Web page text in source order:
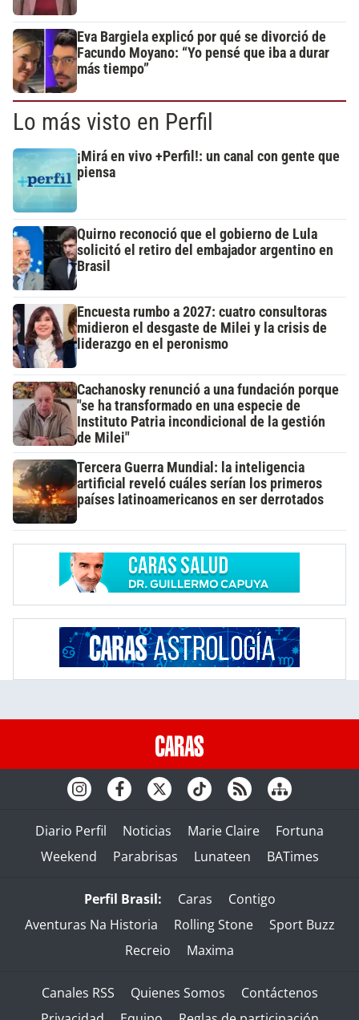
Eva Bargiela explicó por qué se divorció de
Facundo Moyano: “Yo pensé que iba a durar
más tiempo”
Lo más visto en Perfil
¡Mirá en vivo +Perfil!: un canal con gente que
piensa
Quirno reconoció que el gobierno de Lula
solicitó el retiro del embajador argentino en
Brasil
Encuesta rumbo a 2027: cuatro consultoras
midieron el desgaste de Milei y la crisis de
liderazgo en el peronismo
Cachanosky renunció a una fundación porque
"se ha transformado en una especie de
Instituto Patria incondicional de la gestión
de Milei"
Tercera Guerra Mundial: la inteligencia
artificial reveló cuáles serían los primeros
países latinoamericanos en ser derrotados
Diario Perfil Noticias Marie Claire
Fortuna
Weekend
Parabrisas Lunateen BATimes
Perfil Brasil: Caras
Contigo
Aventuras Na Historia
Rolling Stone
Sport Buzz
Recreio
Maxima
Canales RSS Quienes Somos
Contáctenos